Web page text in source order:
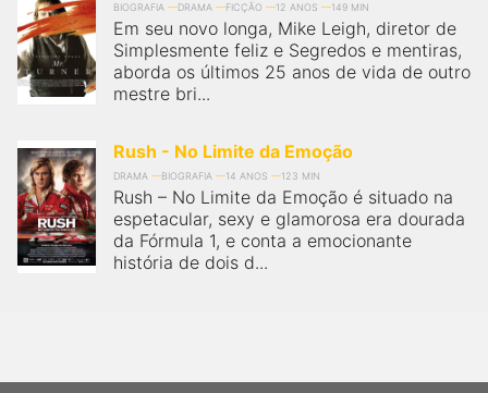
BIOGRAFIA DRAMA FICÇÃO 12 ANOS 149 MIN
Em seu novo longa, Mike Leigh, diretor de
Simplesmente feliz e Segredos e mentiras,
aborda os últimos 25 anos de vida de outro
mestre bri...
Rush - No Limite da Emoção
DRAMA BIOGRAFIA 14 ANOS 123 MIN
Rush – No Limite da Emoção é situado na
espetacular, sexy e glamorosa era dourada
da Fórmula 1, e conta a emocionante
história de dois d...